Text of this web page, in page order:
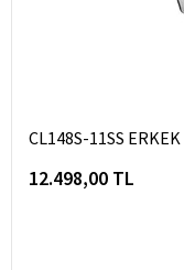
CL148S-11SS
12.498,00 TL